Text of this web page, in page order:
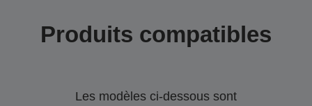
Produits compatibles
Les modèles ci-dessous sont